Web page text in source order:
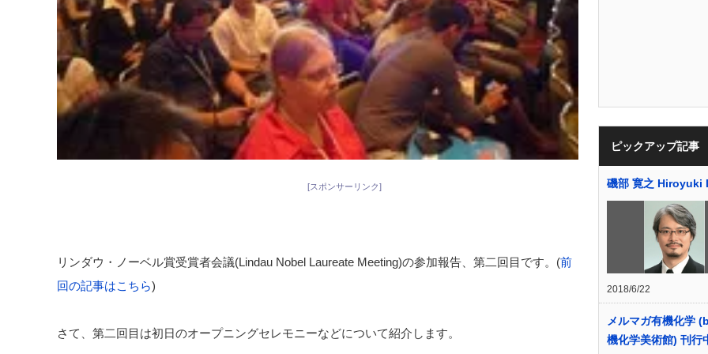
[スポンサーリンク]
リンダウ・ノーベル賞受賞者会議(Lindau Nobel Laureate Meeting)の参加報告、第二回目です。(前
回の記事はこちら)
さて、第二回目は初日のオープニングセレモニーなどについて紹介します。
ピックアップ記事
磯部 寛之 Hiroyuki
2018/6/22
メルマガ有機化学
機化学美術館) 刊行